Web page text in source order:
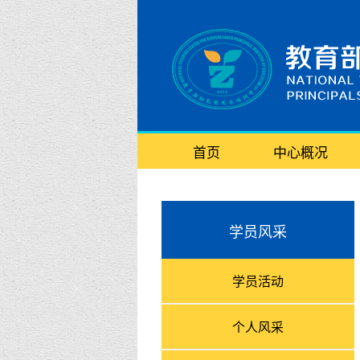
首页 中心概况
学员风采
学员活动
个人风采